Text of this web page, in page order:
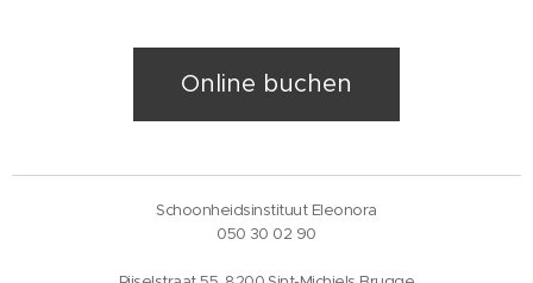
Online buchen
Schoonheidsinstituut Eleonora
050 30 02 90